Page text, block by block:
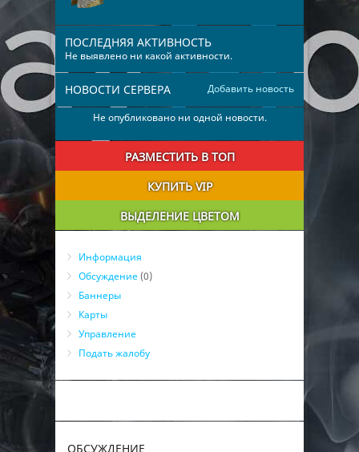
ПОСЛЕДНЯЯ АКТИВНОСТЬ
Не выявлено ни какой активности.
Добавить новость
НОВОСТИ СЕРВЕРА
Не опубликовано ни одной новости.
РАЗМЕСТИТЬ В ТОП
КУПИТЬ VIP
ВЫДЕЛЕНИЕ ЦВЕТОМ
Информация
Обсуждение (0)
Баннеры
Карты
Управление
Подать жалобу
ОБСУЖДЕНИЕ